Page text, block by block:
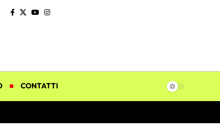
CONTATTI